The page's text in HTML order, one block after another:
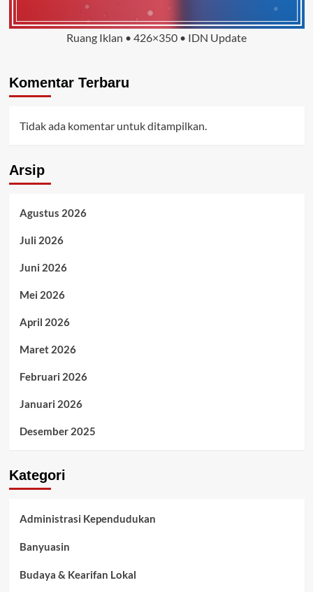
Ruang Iklan • 426×350 • IDN Update
Komentar Terbaru
Tidak ada komentar untuk ditampilkan.
Arsip
Agustus 2026
Juli 2026
Juni 2026
Mei 2026
April 2026
Maret 2026
Februari 2026
Januari 2026
Desember 2025
Kategori
Administrasi Kependudukan
Banyuasin
Budaya & Kearifan Lokal